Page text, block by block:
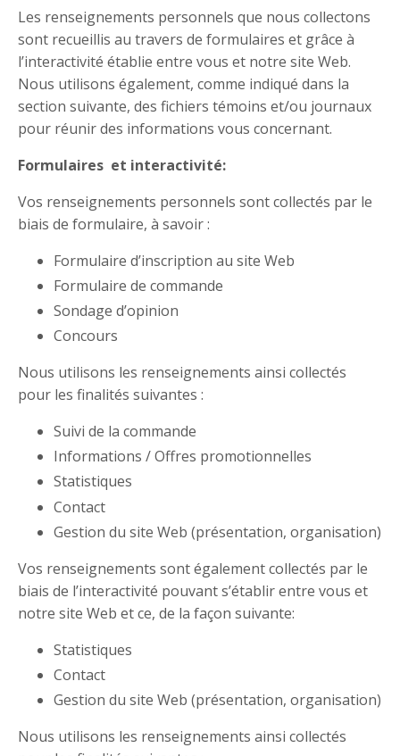
Les renseignements personnels que nous collectons
sont recueillis au travers de formulaires et grâce à
l’interactivité établie entre vous et notre site Web.
Nous utilisons également, comme indiqué dans la
section suivante, des fichiers témoins et/ou journaux
pour réunir des informations vous concernant.
Formulaires et interactivité:
Vos renseignements personnels sont collectés par le
biais de formulaire, à savoir :
Formulaire d’inscription au site Web
Formulaire de commande
Sondage d’opinion
Concours
Nous utilisons les renseignements ainsi collectés
pour les finalités suivantes :
Suivi de la commande
Informations / Offres promotionnelles
Statistiques
Contact
Gestion du site Web (présentation, organisation)
Vos renseignements sont également collectés par le
biais de l’interactivité pouvant s’établir entre vous et
notre site Web et ce, de la façon suivante:
Statistiques
Contact
Gestion du site Web (présentation, organisation)
Nous utilisons les renseignements ainsi collectés